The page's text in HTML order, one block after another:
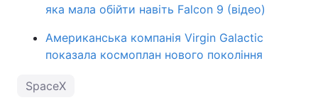
яка мала обійти навіть Falcon 9 (відео)
Американська компанія Virgin Galactic
показала космоплан нового покоління
SpaceX